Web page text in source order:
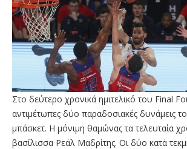
Στο δεύτερο χρονικά ημιτελικό του Final
αντιμέτωπες δύο παραδοσιακές δυνάμεις
μπάσκετ. Η μόνιμη θαμώνας τα τελευταία
βασίλισσα Ρεάλ Μαδρίτης. Οι δύο κατά